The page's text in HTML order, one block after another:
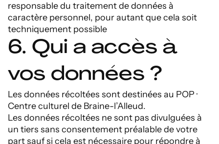
responsable du traitement de données à
caractère personnel, pour autant que cela soit
techniquement possible
6. Qui a accès à
vos données ?
Les données récoltées sont destinées au POP ·
Centre culturel de Braine-l’Alleud.
Les données récoltées ne sont pas divulguées à
un tiers sans consentement préalable de votre
part sauf si cela est nécessaire pour répondre à